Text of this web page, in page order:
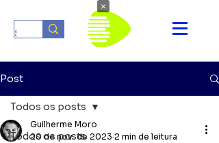
Post
Todos os posts
Todos os posts
Guilherme Moro
20 de nov. de 2023 2 min de leitura
×